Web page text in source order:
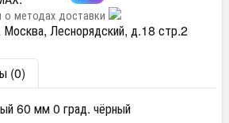
методах доставки
Москва, Леснорядский, д.18 стр.2
(0)
60 мм 0 град. чёрный